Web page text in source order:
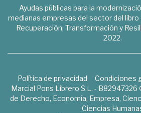
Ayudas públicas para la
medianas empresas del sector del libro
Recuperación, Transformación y
2022.
Política de privacidad Condiciones
Marcial Pons Librero S.L. - B82947326
de Derecho, Economía, Empresa,
Ciencias